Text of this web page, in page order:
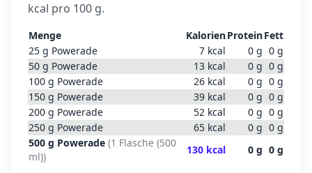
kcal pro 100 g.
Menge KalorienProteinFett
25 g Powerade 7 kcal 0 g 0 g
50 g Powerade 13 kcal 0 g 0 g
100 g Powerade 26 kcal 0 g 0 g
150 g Powerade 39 kcal 0 g 0 g
200 g Powerade 52 kcal 0 g 0 g
250 g Powerade 65 kcal 0 g 0 g
500 g Powerade (1 Flasche (500
ml))
130 kcal 0 g 0 g